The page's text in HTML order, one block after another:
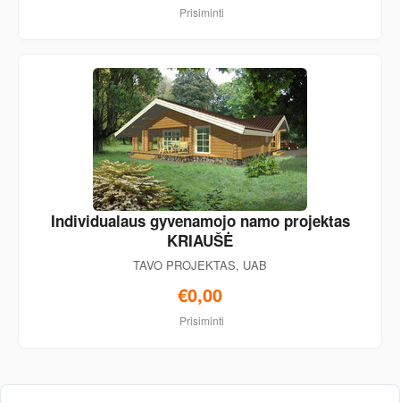
Prisiminti
Individualaus gyvenamojo namo projektas
KRIAUŠĖ
TAVO PROJEKTAS, UAB
€0,00
Prisiminti